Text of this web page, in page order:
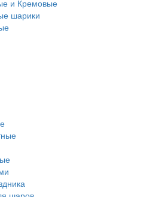
и Кремовые
шарики